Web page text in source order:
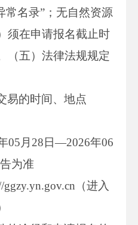
常名录”；无自然资源
须在申请报名截止时
（五）法律法规规定
易的时间、地点
05月28日—2026年06
为准
（进入